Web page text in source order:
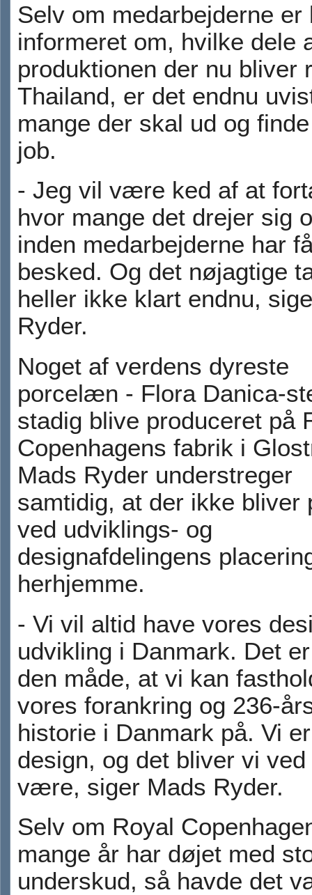
Selv om medarbejderne er
informeret om, hvilke dele
produktionen der nu bliver
Thailand, er det endnu
mange der skal ud og
job.
- Jeg vil være ked af at
hvor mange det drejer sig
inden medarbejderne har
besked. Og det nøjagtige
heller ikke klart endnu,
Ryder.
Noget af verdens dyreste
porcelæn - Flora Danica-
stadig blive produceret på
Copenhagens fabrik i
Mads Ryder understreger
samtidig, at der ikke bliver
ved udviklings- og
designafdelingens
herhjemme.
- Vi vil altid have vores
udvikling i Danmark. Det
den måde, at vi kan
vores forankring og 236-
historie i Danmark på. Vi
design, og det bliver vi
være, siger Mads Ryder.
Selv om Royal
mange år har døjet med
underskud, så havde det